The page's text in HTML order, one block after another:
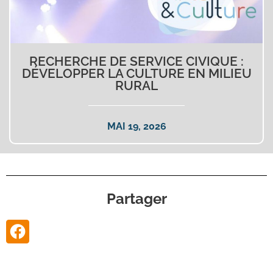
RECHERCHE DE SERVICE CIVIQUE :
DÉVELOPPER LA CULTURE EN MILIEU
RURAL
MAI 19, 2026
Partager